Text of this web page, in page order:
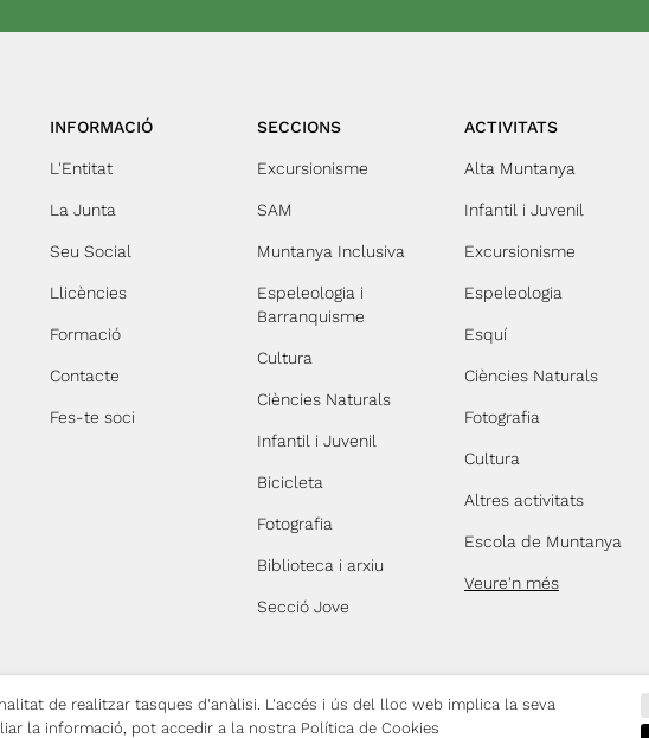
INFORMACIÓ
L'Entitat
La Junta
Seu Social
Llicències
Formació
Contacte
Fes-te soci
SECCIONS
Excursionisme
SAM
Muntanya Inclusiva
Espeleologia i
Barranquisme
Cultura
Ciències Naturals
Infantil i Juvenil
Bicicleta
Fotografia
Biblioteca i arxiu
Secció Jove
ACTIVITATS
Alta Muntanya
Infantil i Juvenil
Excursionisme
Espeleologia
Esquí
Ciències Naturals
Fotografia
Cultura
Altres activitats
Escola de Muntanya
Veure'n més
de Privacitat Política de Cookies Copyright © 2026 Centre Excursionista de Terrassa
de realitzar tasques d'anàlisi. L'accés i ús del lloc web implica la seva
la informació, pot accedir a la nostra Política de Cookies